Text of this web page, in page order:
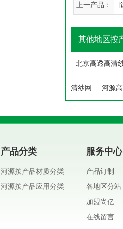
上一产品：
其他地区按
北京高透高清
清纱网 河源
产品分类
河源按产品材质分类
河源按产品应用分类
服务中心
产品订制
各地区分站
加盟尚亿
在线留言